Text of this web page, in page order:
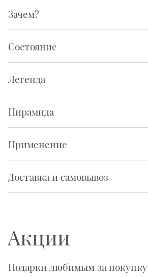
Зачем?
Состояние
Легенда
Пирамида
Применение
Доставка и самовывоз
Акции
Подарки любимым за покупку